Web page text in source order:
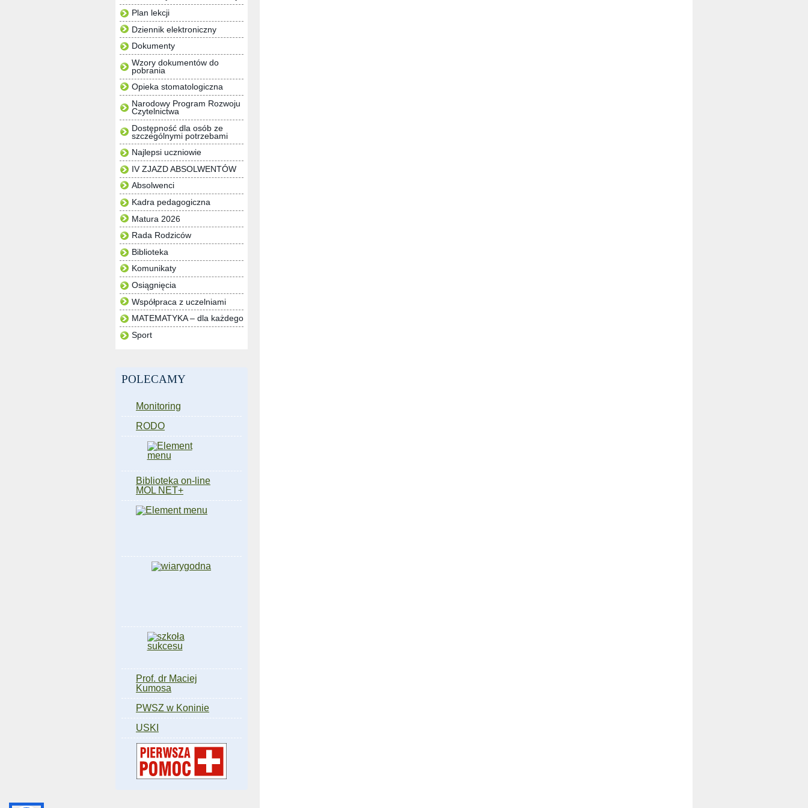
Plan lekcji
Dziennik elektroniczny
Dokumenty
Wzory dokumentów do
pobrania
Opieka stomatologiczna
Narodowy Program Rozwoju
Czytelnictwa
Dostępność dla osób ze
szczególnymi potrzebami
Najlepsi uczniowie
IV ZJAZD ABSOLWENTÓW
Absolwenci
Kadra pedagogiczna
Matura 2026
Rada Rodziców
Biblioteka
Komunikaty
Osiągnięcia
Współpraca z uczelniami
MATEMATYKA – dla każdego
Sport
POLECAMY
Monitoring
RODO
Biblioteka on-line
MOL NET+
Prof. dr Maciej
Kumosa
PWSZ w Koninie
USKI